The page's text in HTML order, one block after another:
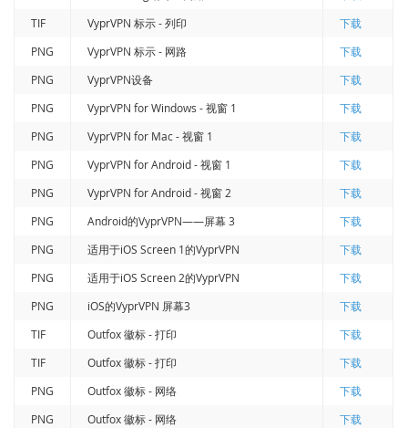
TIF
VyprVPN 标示 - 列印
下载
PNG
VyprVPN 标示 - 网路
下载
PNG
VyprVPN设备
下载
PNG
VyprVPN for Windows - 视窗 1
下载
PNG
VyprVPN for Mac - 视窗 1
下载
PNG
VyprVPN for Android - 视窗 1
下载
PNG
VyprVPN for Android - 视窗 2
下载
PNG
Android的VyprVPN——屏幕 3
下载
PNG
适用于iOS Screen 1的VyprVPN
下载
PNG
适用于iOS Screen 2的VyprVPN
下载
PNG
iOS的VyprVPN 屏幕3
下载
TIF
Outfox 徽标 - 打印
下载
TIF
Outfox 徽标 - 打印
下载
PNG
Outfox 徽标 - 网络
下载
PNG
Outfox 徽标 - 网络 下载